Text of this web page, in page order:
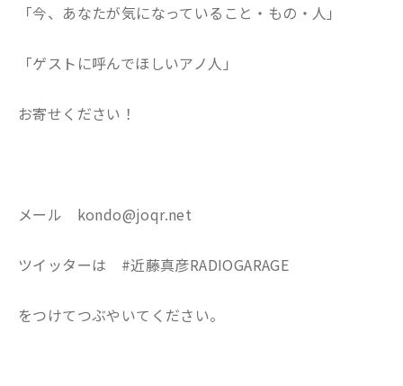
「今、あなたが気になっていること・もの・人」
「ゲストに呼んでほしいアノ人」
お寄せください！
メール kondo@joqr.net
ツイッターは #近藤真彦RADIOGARAGE
をつけてつぶやいてください。